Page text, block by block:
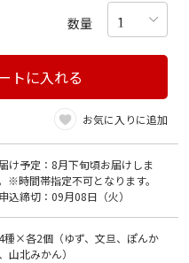
数量
トに入れる
お気に入りに追加
け予定：8月下旬頃お届けしま
※時間帯指定不可となります。
込締切：09月08日（火）
×各2個（ゆず、文旦、ぽんか
山北みかん）